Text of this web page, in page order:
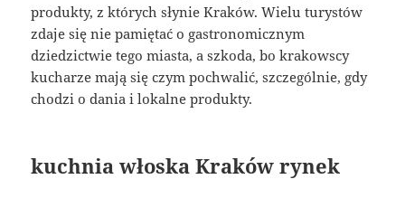
produkty, z których słynie Kraków. Wielu turystów
zdaje się nie pamiętać o gastronomicznym
dziedzictwie tego miasta, a szkoda, bo krakowscy
kucharze mają się czym pochwalić, szczególnie, gdy
chodzi o dania i lokalne produkty.
kuchnia włoska Kraków rynek